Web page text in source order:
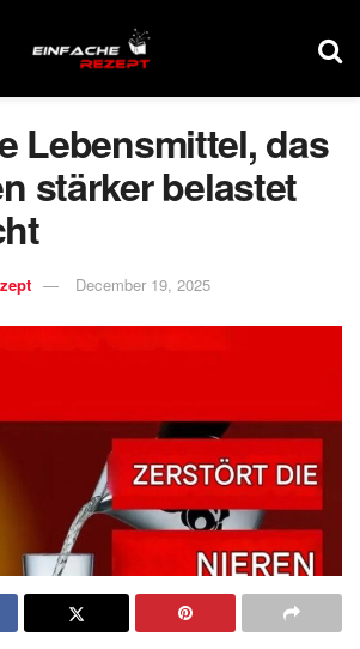
Lebensmittel, das
stärker belastet
December 19, 2025